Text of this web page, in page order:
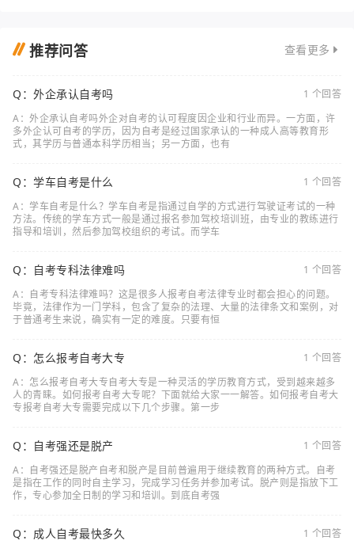
推荐问答 查看更多
Q：外企承认自考吗
1 个回答
A：外企承认自考吗外企对自考的认可程度因企业和行业而异。一方面，许
多外企认可自考的学历，因为自考是经过国家承认的一种成人高等教育形
式，其学历与普通本科学历相当；另一方面，也有
Q：学车自考是什么
1 个回答
A：学车自考是什么？学车自考是指通过自学的方式进行驾驶证考试的一种
方法。传统的学车方式一般是通过报名参加驾校培训班，由专业的教练进行
指导和培训，然后参加驾校组织的考试。而学车
Q：自考专科法律难吗
1 个回答
A：自考专科法律难吗？这是很多人报考自考法律专业时都会担心的问题。
毕竟，法律作为一门学科，包含了复杂的法理、大量的法律条文和案例，对
于普通考生来说，确实有一定的难度。只要有恒
Q：怎么报考自考大专
1 个回答
A：怎么报考自考大专自考大专是一种灵活的学历教育方式，受到越来越多
人的青睐。如何报考自考大专呢？下面就给大家一一解答。如何报考自考大
专报考自考大专需要完成以下几个步骤。第一步
Q：自考强还是脱产
1 个回答
A：自考强还是脱产自考和脱产是目前普遍用于继续教育的两种方式。自考
是指在工作的同时自主学习，完成学习任务并参加考试。脱产则是指放下工
作，专心参加全日制的学习和培训。到底自考强
Q：成人自考最快多久 1 个回答